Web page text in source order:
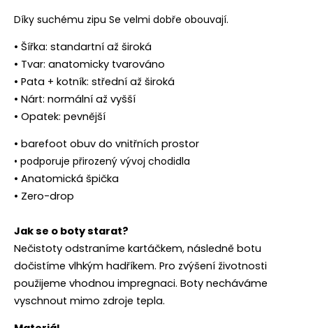
Díky suchému zipu Se velmi dobře obouvají.
• Šířka: standartní až široká
• Tvar: anatomicky tvarováno
• Pata + kotník: střední až široká
• Nárt: normální až vyšší
• Opatek: pevnější
• barefoot obuv do vnitřních prostor
• podporuje přirozený vývoj chodidla
• Anatomická špička
• Zero-drop
Jak se o boty starat?
Nečistoty odstraníme kartáčkem, následně botu
dočistíme vlhkým hadříkem. Pro zvýšení životnosti
použijeme vhodnou impregnaci. Boty necháváme
vyschnout mimo zdroje tepla.